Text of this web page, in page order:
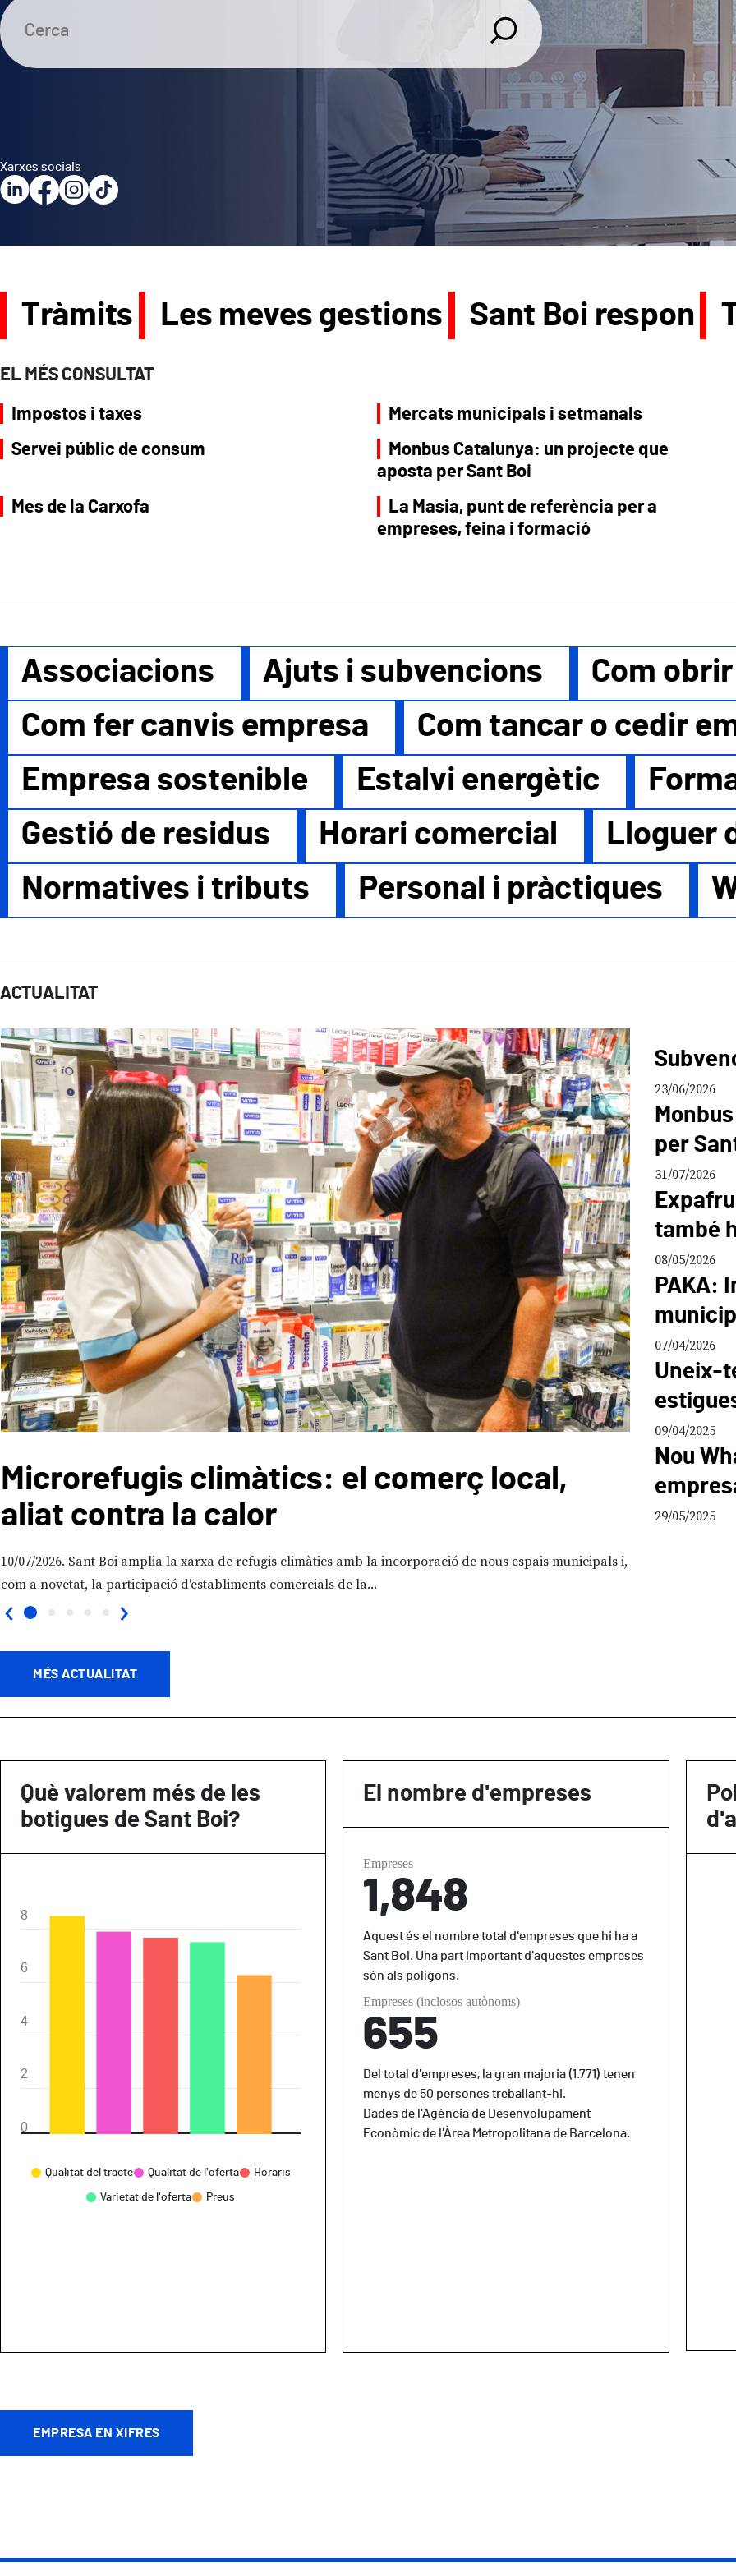
Xarxes socials
Tràmits Les meves gestions Sant Boi respon
EL MÉS CONSULTAT
Impostos i taxes Mercats municipals i setmanals
Servei públic de consum
Monbus Catalunya: un projecte que
aposta per Sant Boi
Mes de la Carxofa
La Masia, punt de referència per a
empreses, feina i formació
Associacions Ajuts i subvencions
Com
Com fer canvis empresa
Com tancar o cedir
Empresa sostenible
Estalvi energètic
Gestió de residus
Horari comercial Lloguer
Normatives i tributs
Personal i pràctiques
ACTUALITAT
Microrefugis climàtics: el comerç local,
aliat contra la calor
10/07/2026 Sant Boi amplia la xarxa de refugis climàtics amb la incorporació de nous espais municipals i,
com a novetat, la participació d'establiments comercials de la...
‹ ›
23/06/2026
per
31/07/2026
també
08/05/2026
PAKA:
07/04/2026
Uneix-
09/04/2025
Nou
29/05/2025
MÉS ACTUALITAT
Què valorem més de les
botigues de Sant Boi?
0
2
4
6
8
Qualitat del tracte Qualitat de l'oferta Horaris
Varietat de l'oferta Preus
El nombre d'empreses
Empreses
1,848
Aquest és el nombre total d'empreses que hi ha a
Sant Boi. Una part important d'aquestes empreses
són als polígons.
Empreses (inclosos autònoms)
655
Del total d'empreses, la gran majoria (1.771) tenen
menys de 50 persones treballant-hi.
Dades de l'Agència de Desenvolupament
Econòmic de l'Àrea Metropolitana de Barcelona.
EMPRESA EN XIFRES